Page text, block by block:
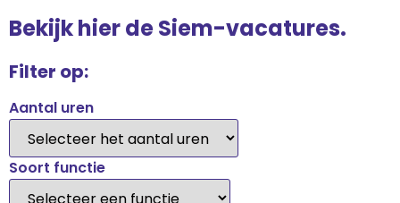
Bekijk hier de Siem-vacatures.
Filter op:
Aantal uren
Soort functie